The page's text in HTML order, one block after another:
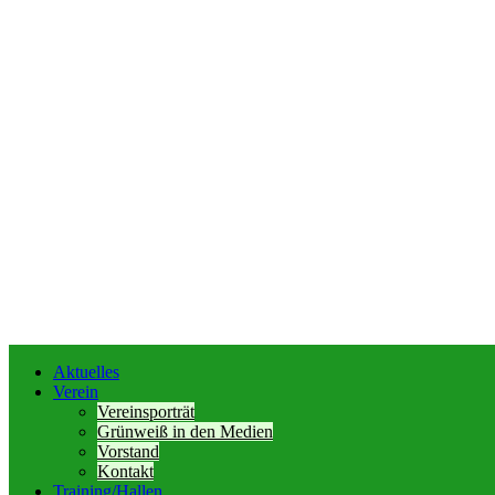
Aktuelles
Verein
Vereinsporträt
Grünweiß in den Medien
Vorstand
Kontakt
Training/Hallen